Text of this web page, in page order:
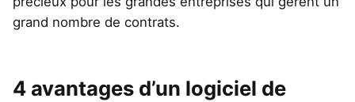
grand nombre de contrats.
4 avantages d’un logiciel de